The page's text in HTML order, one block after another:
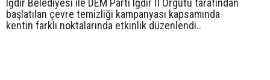
Iğdır Belediyesi ile DEM Parti Iğdır İl Örgütü tarafından
başlatılan çevre temizliği kampanyası kapsamında
kentin farklı noktalarında etkinlik düzenlendi..